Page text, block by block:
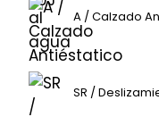
A / Calzado
SR /